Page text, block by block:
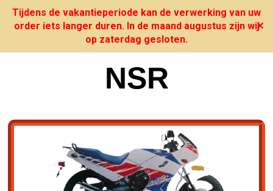
Tijdens de vakantieperiode kan de verwerking van uw
order iets langer duren. In de maand augustus zijn wij
op zaterdag gesloten.
✕
NSR